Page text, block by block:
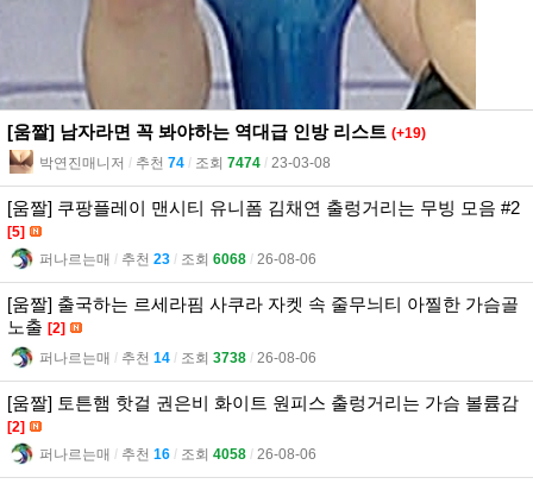
[움짤] 남자라면 꼭 봐야하는 역대급 인방 리스트 (+19)
박연진매니저 l 추천 74 l 조회 7474 l 23-03-08
[움짤] 쿠팡플레이 맨시티 유니폼 김채연 출렁거리는 무빙 모음 #2
[5]
퍼나르는매 l 추천 23 l 조회 6068 l 26-08-06
[움짤] 출국하는 르세라핌 사쿠라 자켓 속 줄무늬티 아찔한 가슴골
노출 [2]
퍼나르는매 l 추천 14 l 조회 3738 l 26-08-06
[움짤] 토튼햄 핫걸 권은비 화이트 원피스 출렁거리는 가슴 볼륨감
[2]
퍼나르는매 l 추천 16 l 조회 4058 l 26-08-06